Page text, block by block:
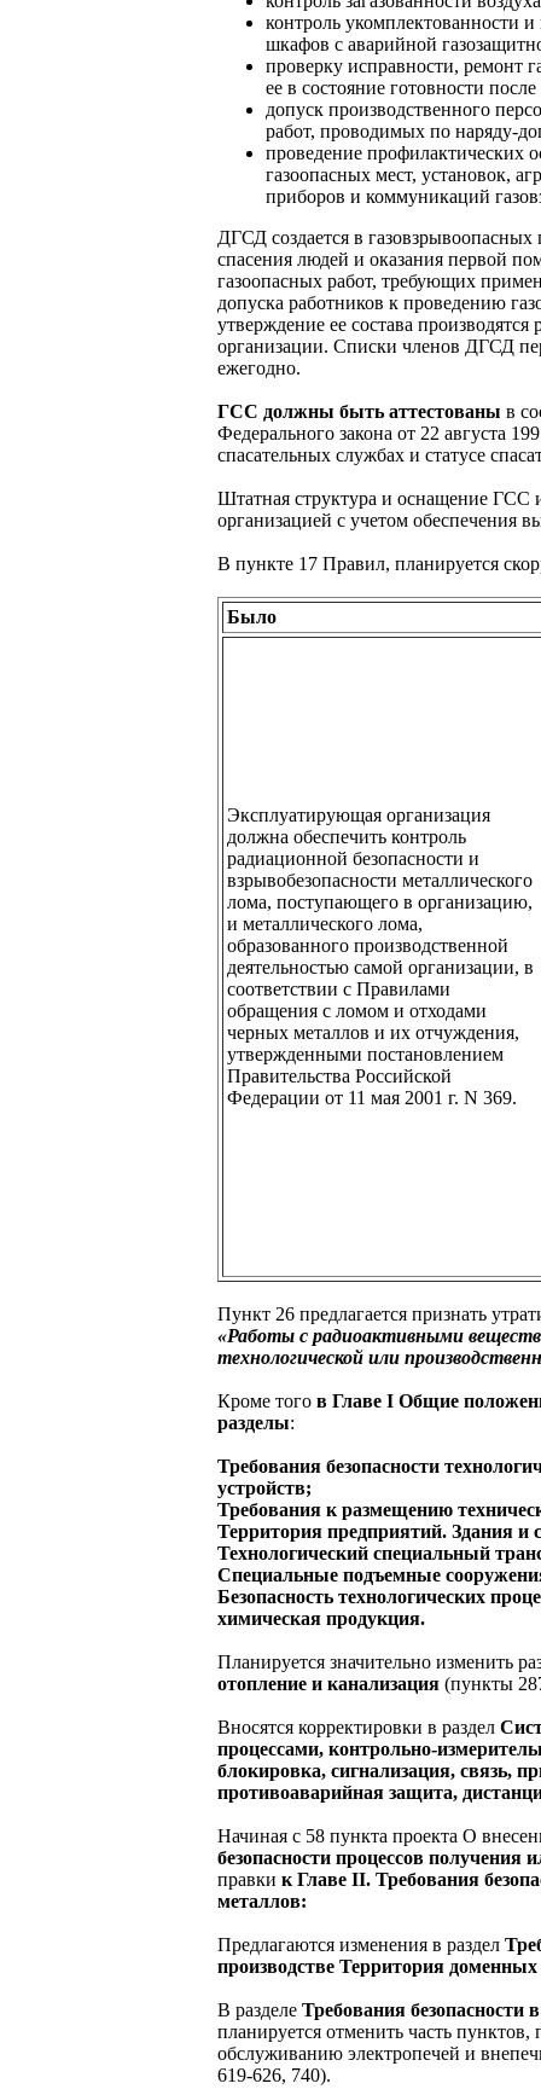
контроль укомплектованности
шкафов с аварийной
проверку исправности, ремонт
ее в состояние готовности
допуск производственного
работ, проводимых по наряду-
проведение профилактических
газоопасных мест, установок,
приборов и коммуникаций
ДГСД создается в газовзрывоопасных
спасения людей и оказания первой
газоопасных работ, требующих
допуска работников к проведению
утверждение ее состава
организации. Списки членов ДГСД
ежегодно.
ГСС должны быть аттестованы в
Федерального закона от 22 августа
спасательных службах и статусе
Штатная структура и оснащение
организацией с учетом обеспечения
В пункте 17 Правил, планируется
Было
Эксплуатирующая организация
должна обеспечить контроль
радиационной безопасности и
взрывобезопасности металлического
лома, поступающего в организацию,
и металлического лома,
образованного производственной
деятельностью самой организации, в
соответствии с Правилами
обращения с ломом и отходами
черных металлов и их отчуждения,
утвержденными постановлением
Правительства Российской
Федерации от 11 мая 2001 г. N 369.
Пункт 26 предлагается признать
«Работы с радиоактивными
технологической или
Кроме того в Главе I Общие
разделы:
Требования безопасности
устройств;
Требования к размещению
Территория предприятий. Здания и
Технологический специальный
Специальные подъемные
Безопасность технологических
химическая продукция.
Планируется значительно изменить
отопление и канализация (пункты
Вносятся корректировки в раздел
процессами, контрольно-
блокировка, сигнализация, связь,
противоаварийная защита,
Начиная с 58 пункта проекта О
безопасности процессов получения
правки к Главе II. Требования
металлов:
Предлагаются изменения в раздел
производстве Территория доменных
В разделе Требования безопасности
планируется отменить часть
обслуживанию электропечей и
619-626, 740).